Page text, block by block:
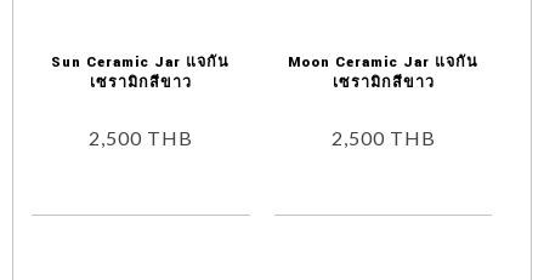
Sun Ceramic Jar แจกัน
เซรามิกสีขาว
2,500 THB
Moon Ceramic Jar แจกัน
เซรามิกสีขาว
2,500 THB